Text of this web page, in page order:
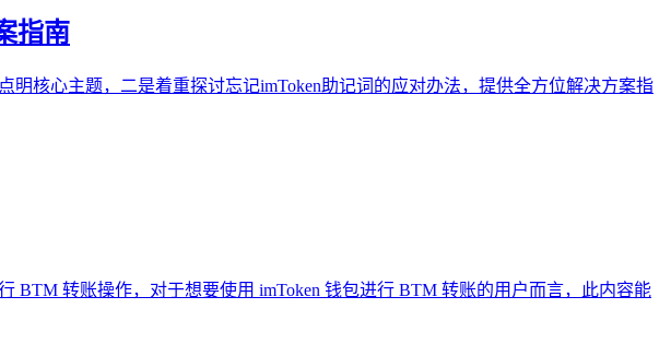
指南
核心主题，二是着重探讨忘记imToken助记词的应对办法，提供全方位解决方案指
BTM 转账操作，对于想要使用 imToken 钱包进行 BTM 转账的用户而言，此内容能